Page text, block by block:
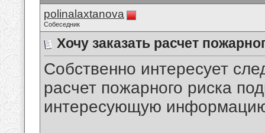
polinalaxtanova
Собеседник
Хочу заказать расчет
Собственно интересует
расчет пожарного риска
интересующую